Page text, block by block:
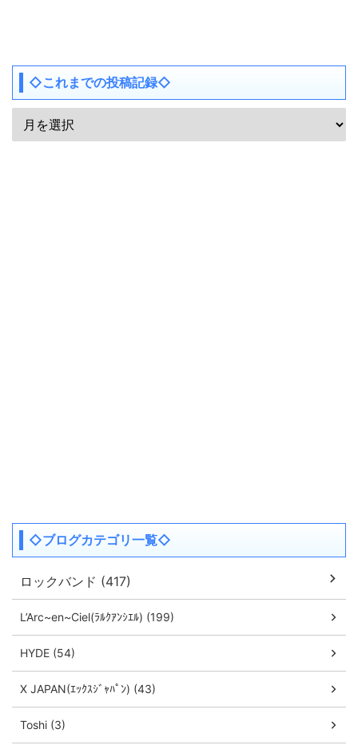
◇これまでの投稿記録◇
◇ブログカテゴリ一覧◇
ロックバンド (417)
L’Arc~en~Ciel(ﾗﾙｸｱﾝｼｴﾙ) (199)
HYDE (54)
X JAPAN(ｴｯｸｽｼﾞｬﾊﾟﾝ) (43)
Toshi (3)